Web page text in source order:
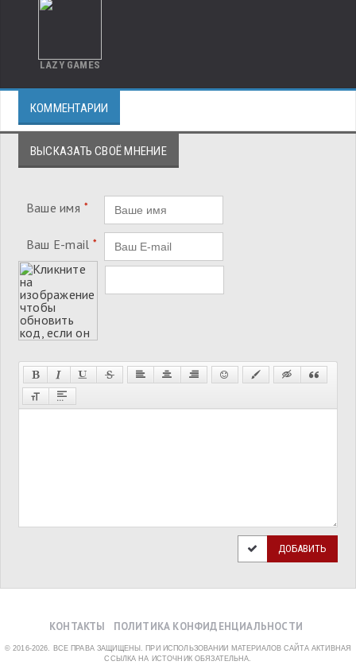
LAZY GAMES
КОММЕНТАРИИ
ВЫСКАЗАТЬ СВОЁ МНЕНИЕ
Ваше имя *
Ваш E-mail *
ДОБАВИТЬ
КОНТАКТЫ ПОЛИТИКА КОНФИДЕНЦИАЛЬНОСТИ
© 2016-2026. ВСЕ ПРАВА ЗАЩИЩЕНЫ. ПРИ ИСПОЛЬЗОВАНИИ МАТЕРИАЛОВ САЙТА АКТИВНАЯ
ССЫЛКА НА ИСТОЧНИК ОБЯЗАТЕЛЬНА.